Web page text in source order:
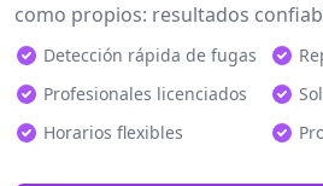
como propios: resultados
Detección rápida de fugas
Profesionales licenciados
Horarios flexibles